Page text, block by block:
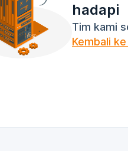
hadapi
Tim kami
Kembali